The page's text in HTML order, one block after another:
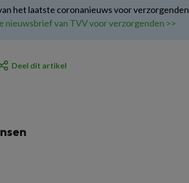
het laatste coronanieuws voor verzorgenden
nieuwsbrief van TVV voor verzorgenden >>
Deel dit artikel